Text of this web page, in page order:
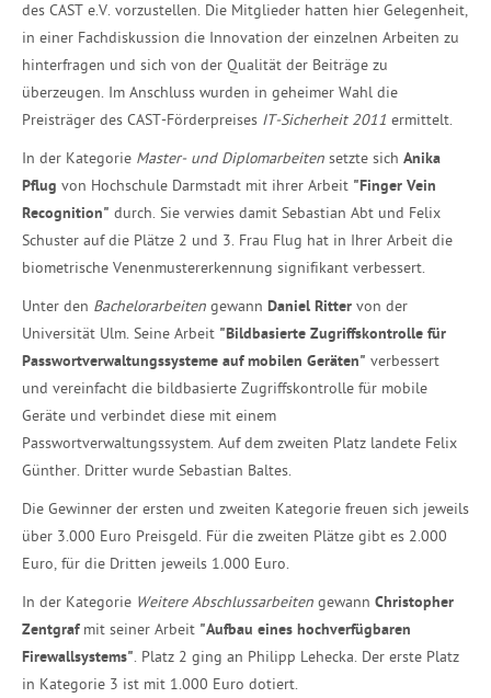
des CAST e.V. vorzustellen. Die Mitglieder hatten hier Gelegenheit,
in einer Fachdiskussion die Innovation der einzelnen Arbeiten zu
hinterfragen und sich von der Qualität der Beiträge zu
überzeugen. Im Anschluss wurden in geheimer Wahl die
Preisträger des CAST-Förderpreises IT-Sicherheit 2011 ermittelt.
In der Kategorie Master- und Diplomarbeiten setzte sich Anika
Pflug von Hochschule Darmstadt mit ihrer Arbeit "Finger Vein
Recognition" durch. Sie verwies damit Sebastian Abt und Felix
Schuster auf die Plätze 2 und 3. Frau Flug hat in Ihrer Arbeit die
biometrische Venenmustererkennung signifikant verbessert.
Unter den Bachelorarbeiten gewann Daniel Ritter von der
Universität Ulm. Seine Arbeit "Bildbasierte Zugriffskontrolle für
Passwortverwaltungssysteme auf mobilen Geräten" verbessert
und vereinfacht die bildbasierte Zugriffskontrolle für mobile
Geräte und verbindet diese mit einem
Passwortverwaltungssystem. Auf dem zweiten Platz landete Felix
Günther. Dritter wurde Sebastian Baltes.
Die Gewinner der ersten und zweiten Kategorie freuen sich jeweils
über 3.000 Euro Preisgeld. Für die zweiten Plätze gibt es 2.000
Euro, für die Dritten jeweils 1.000 Euro.
In der Kategorie Weitere Abschlussarbeiten gewann Christopher
Zentgrafmit seiner Arbeit "Aufbau eines hochverfügbaren
Firewallsystems". Platz 2 ging an Philipp Lehecka. Der erste Platz
in Kategorie 3 ist mit 1.000 Euro dotiert.